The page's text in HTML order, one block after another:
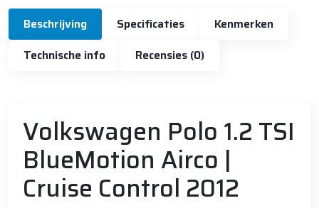
Beschrijving Specificaties
Kenmerken
Technische info
Recensies (0)
Volkswagen Polo 1.2 TSI
BlueMotion Airco |
Cruise Control 2012